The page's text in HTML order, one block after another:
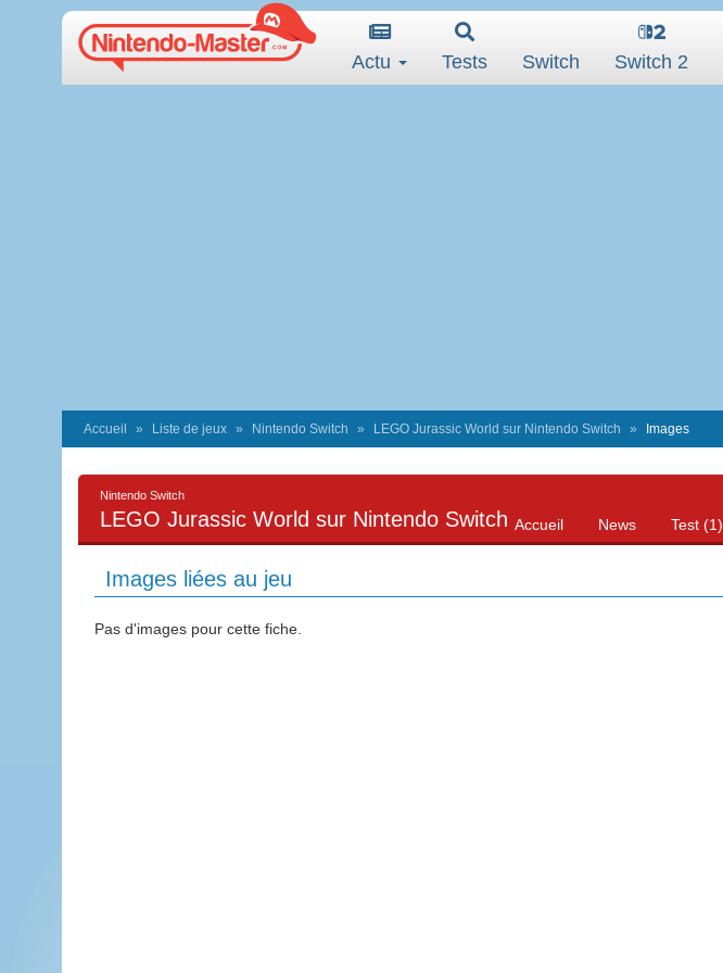
Actu Tests Switch Switch 2
Accueil Liste de jeux Nintendo Switch LEGO Jurassic World sur Nintendo Switch Images
Nintendo Switch
LEGO Jurassic World sur Nintendo Switch Accueil News Test (1)
Images liées au jeu
Pas d'images pour cette fiche.